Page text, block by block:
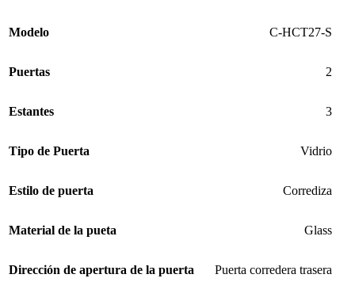
Modelo C-HCT27-S
Puertas 2
Estantes 3
Tipo de Puerta Vidrio
Estilo de puerta Corrediza
Material de la pueta Glass
Dirección de apertura de la puerta Puerta corredera trasera